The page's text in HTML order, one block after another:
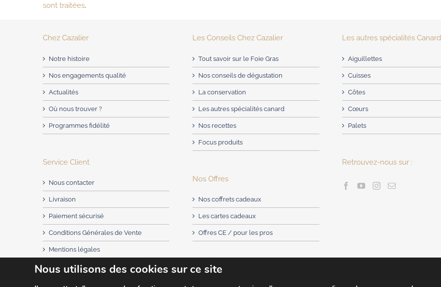
sont traitées.
Chez Cazalier
Notre histoire
Nos engagements qualité
Actualités
Où nous trouver ?
Programmes fidélité
Service Client
Nous contacter
Livraison
Paiement sécurisé
Conditions Générales de Vente
Mentions légales
Politique de Confidentialité
Les Conseils Chez Cazalier
Tout savoir sur le Foie Gras
Nos conseils de dégustation
La conservation
Les autres spécialités canard
Nos recettes
Focus produits
Nos Offres
Nos coffrets cadeaux
Les cartes cadeaux
Offres CE / pour les pros
Les autres spécialités Canard
Aiguillettes
Cuisses
Côtes
Cœurs
Palets
Retrouvez-nous sur :
Nous utilisons des cookies sur ce site